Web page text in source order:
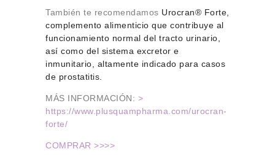
También te recomendamos Urocran® Forte,
complemento alimenticio que contribuye al
funcionamiento normal del tracto urinario,
así como del sistema excretor e
inmunitario, altamente indicado para casos
de prostatitis.
MÁS INFORMACIÓN: >
https://www.plusquampharma.com/urocran-
forte/
COMPRAR >>>>